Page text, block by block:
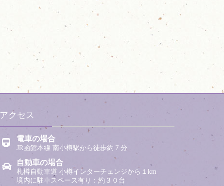
アクセス
電車の場合
JR函館本線 南小樽駅から徒歩約７分
自動車の場合
札樽自動車道 小樽インターチェンジから１km
境内に駐車スペース有り：約３０台